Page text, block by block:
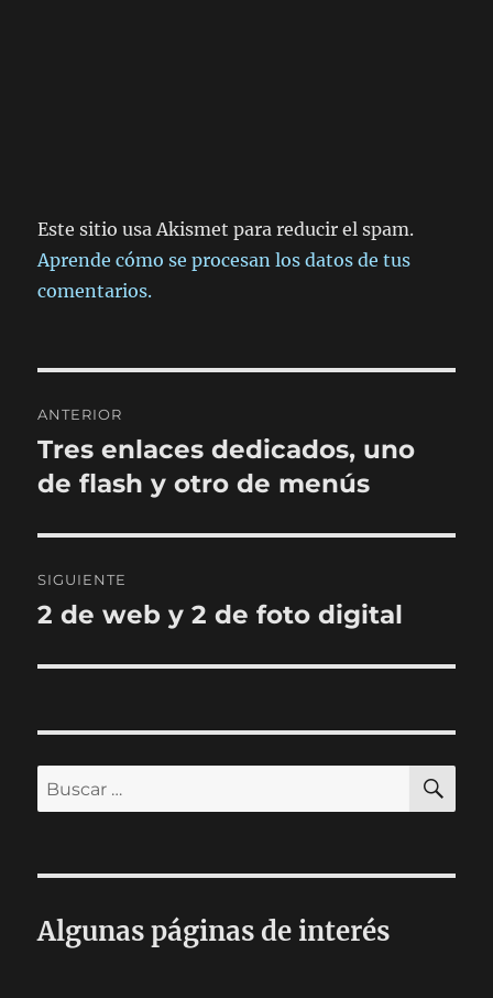
Este sitio usa Akismet para reducir el spam.
Aprende cómo se procesan los datos de tus
comentarios.
de
entradas
ANTERIOR
Entrada
anterior:
Tres enlaces dedicados, uno
de flash y otro de menús
SIGUIENTE
Entrada
2 de web y 2 de foto digital
Buscar
por:
Algunas páginas de interés